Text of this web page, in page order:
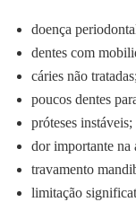
doença
dentes com
cáries não tratadas;
poucos dentes
próteses instáveis;
dor importante na
travamento
limitação